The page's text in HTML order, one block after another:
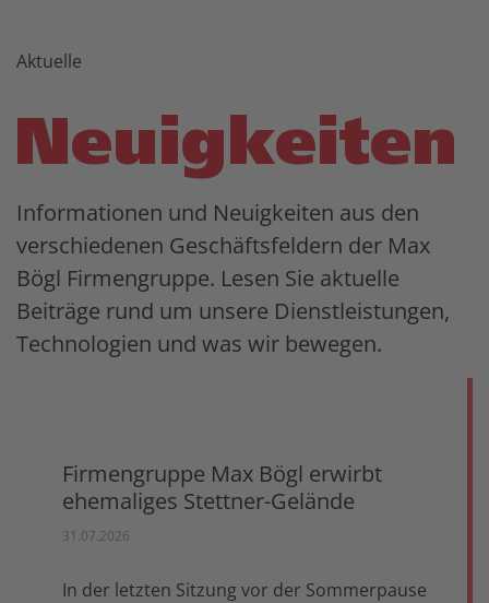
Aktuelle
Neuigkeiten
Informationen und Neuigkeiten aus den
verschiedenen Geschäftsfeldern der Max
Bögl Firmengruppe. Lesen Sie aktuelle
Beiträge rund um unsere Dienstleistungen,
Technologien und was wir bewegen.
Firmengruppe Max Bögl erwirbt
ehemaliges Stettner-Gelände
31.07.2026
In der letzten Sitzung vor der Sommerpause